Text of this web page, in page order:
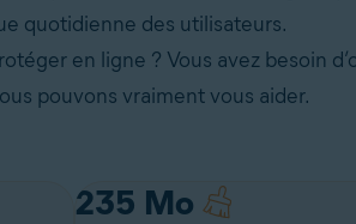
quotidienne des utilisateurs.
en ligne ? Vous avez besoin
pouvons vraiment vous aider.
235 Mo